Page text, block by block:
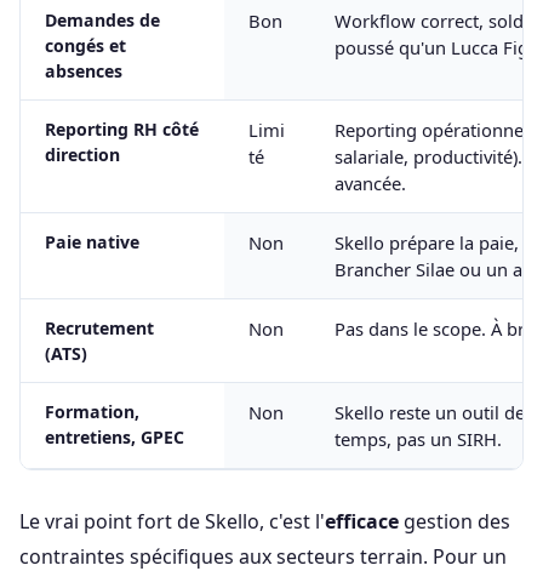
Demandes de
congés et
absences
Bon
Workflow correct,
poussé qu'un Lucca
Reporting RH côté
direction
Limi
té
Reporting opérationnel
salariale, productivité).
avancée.
Paie native Non
Skello prépare la paie,
Brancher Silae ou un
Recrutement
(ATS)
Non Pas dans le scope. À
Formation,
entretiens, GPEC
Non
Skello reste un outil de
temps, pas un SIRH.
Le vrai point fort de Skello, c'est l'efficace gestion des
contraintes spécifiques aux secteurs terrain. Pour un